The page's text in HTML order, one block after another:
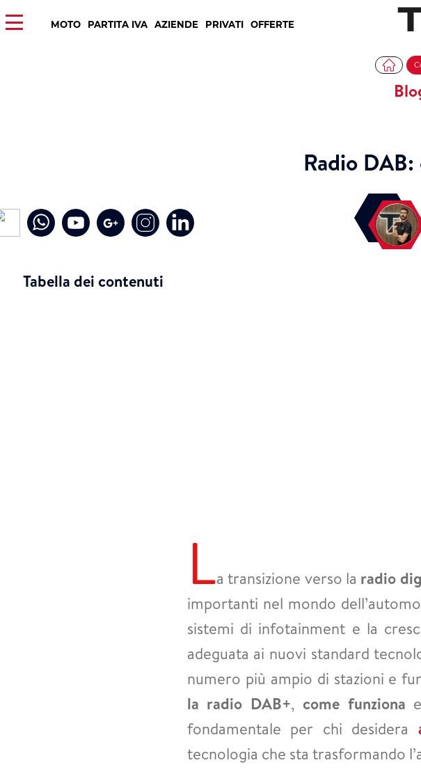
MOTO PARTITA IVA AZIENDE PRIVATI OFFERTE
Tabella dei contenuti
Radio DAB:
La transizione verso la radio
importanti nel mondo
sistemi di infotainment e la
adeguata ai nuovi standard
numero più ampio di stazioni e
la radio DAB+, come funziona e
fondamentale per chi desidera
tecnologia che sta trasformando